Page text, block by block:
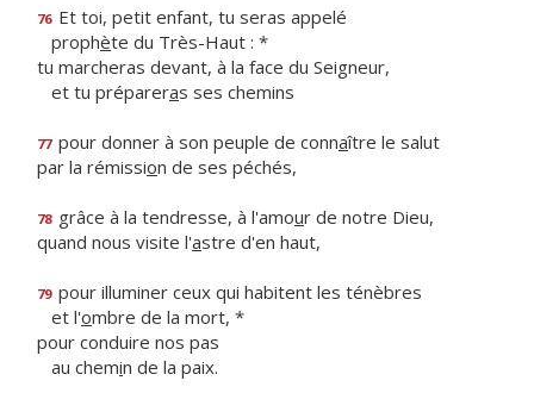
76 Et toi, petit enfant, tu seras appelé
prophète du Très-Haut : *
tu marcheras devant, à la face du Seigneur,
et tu prépareras ses chemins
77 pour donner à son peuple de connaître le salut
par la rémission de ses péchés,
78 grâce à la tendresse, à l'amour de notre Dieu,
quand nous visite l'astre d'en haut,
79 pour illuminer ceux qui habitent les ténèbres
et l'ombre de la mort, *
pour conduire nos pas
au chemin de la paix.